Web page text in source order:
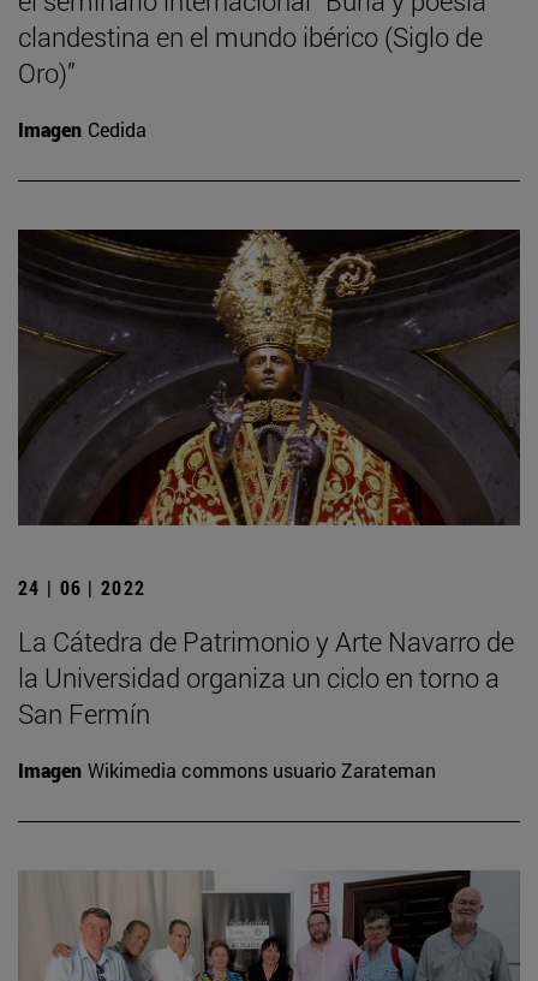
clandestina en el mundo ibérico (Siglo de
Oro)”
Imagen Cedida
24 | 06 | 2022
La Cátedra de Patrimonio y Arte Navarro de
la Universidad organiza un ciclo en torno a
San Fermín
Imagen Wikimedia commons usuario Zarateman